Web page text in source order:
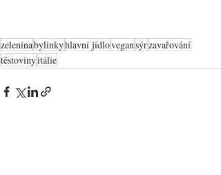
zeleninabylinkyhlavní jídlovegansýrzavařování
těstovinyitálie